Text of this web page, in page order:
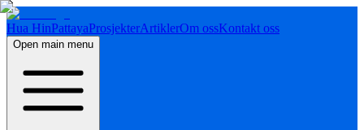
Hua HinPattayaProsjekterArtiklerOm ossKontakt oss
Open main menu